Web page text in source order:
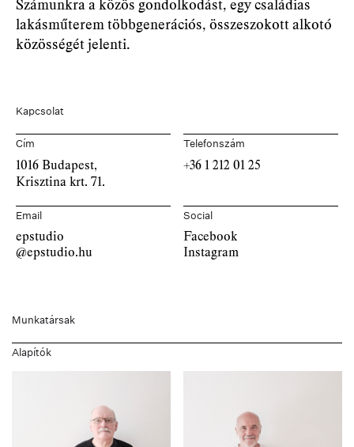
Számunkra a közös gondolkodást, egy családias
lakásműterem többgenerációs, összeszokott alkotó
közösségét jelenti.
Kapcsolat
Cím
1016 Budapest,
Krisztina krt. 71.
Email
epstudio
@epstudio.hu
Telefonszám
+36 1 212 01 25
Social
Facebook
Instagram
Munkatársak
Alapítók